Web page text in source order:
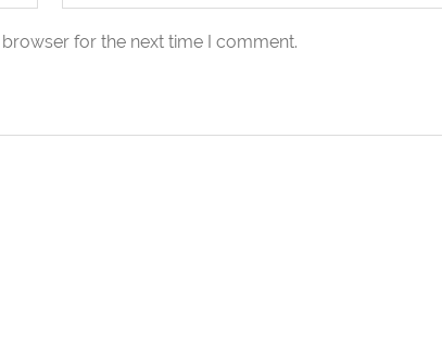
for the next time I comment.